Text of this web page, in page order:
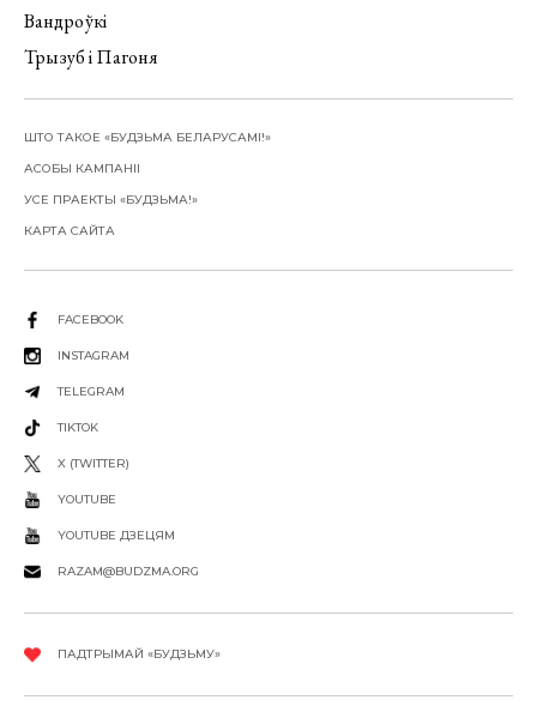
Вандроўкі
Трызуб і Пагоня
ШТО ТАКОЕ «БУДЗЬМА БЕЛАРУСАМІ!»
АСОБЫ КАМПАНІІ
УСЕ ПРАЕКТЫ «БУДЗЬМА!»
КАРТА САЙТА
FACEBOOK
INSTAGRAM
TELEGRAM
TIKTOK
X (TWITTER)
YOUTUBE
YOUTUBE ДЗЕЦЯМ
RAZAM@BUDZMA.ORG
ПАДТРЫМАЙ «БУДЗЬМУ»